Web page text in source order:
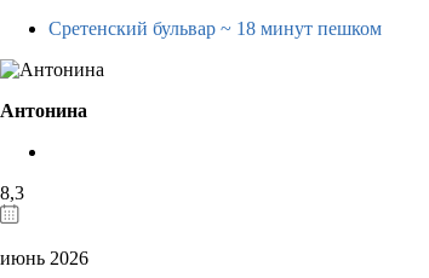
Сретенский бульвар ~ 18 минут пешком
Антонина
8,3
июнь 2026